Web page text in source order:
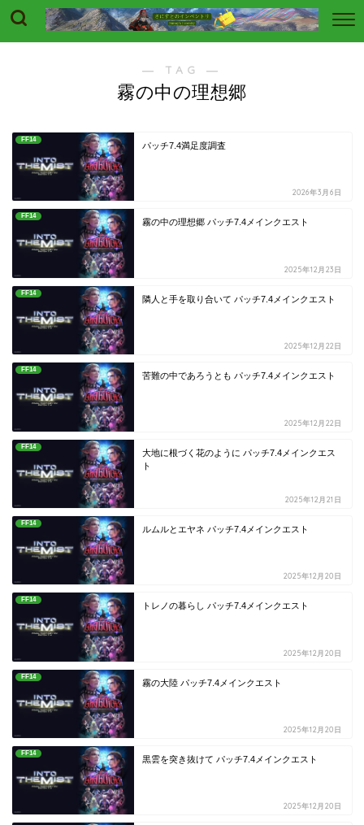
― TAG ―
霧の中の理想郷
FF14
パッチ7.4満足度調査
2026年3月6日
FF14
霧の中の理想郷 パッチ7.4メインクエスト
2025年12月23日
FF14
隣人と手を取り合いて パッチ7.4メインクエスト
2025年12月22日
FF14
苦難の中であろうとも パッチ7.4メインクエスト
2025年12月22日
FF14
大地に根づく花のように パッチ7.4メインクエス
ト
2025年12月21日
FF14
ルムルとエヤネ パッチ7.4メインクエスト
2025年12月20日
FF14
トレノの暮らし パッチ7.4メインクエスト
2025年12月20日
FF14
霧の大陸 パッチ7.4メインクエスト
2025年12月20日
FF14
黒雲を突き抜けて パッチ7.4メインクエスト
2025年12月20日